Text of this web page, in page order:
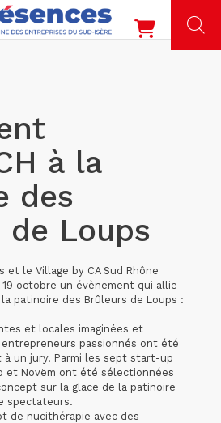
à la
des
de Loups
et le Village by CA Sud Rhône
octobre un évènement qui allie
patinoire des Brûleurs de Loups :
et locales imaginées et
passionnés ont été
un jury. Parmi les sept start-up
et Novëm ont été sélectionnées
sur la glace de la patinoire
spectateurs.
de nucithérapie avec des